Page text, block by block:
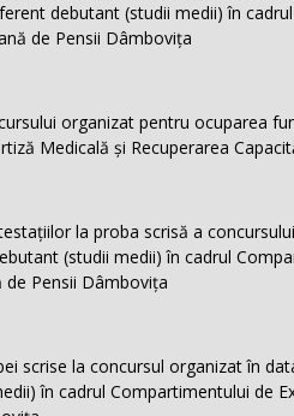
debutant (studii medii) în
de Pensii Dâmbovița
organizat pentru ocuparea
Medicală și Recuperarea
la proba scrisă a
(studii medii) în cadrul
de Pensii Dâmbovița
scrise la concursul organizat în
în cadrul Compartimentului de